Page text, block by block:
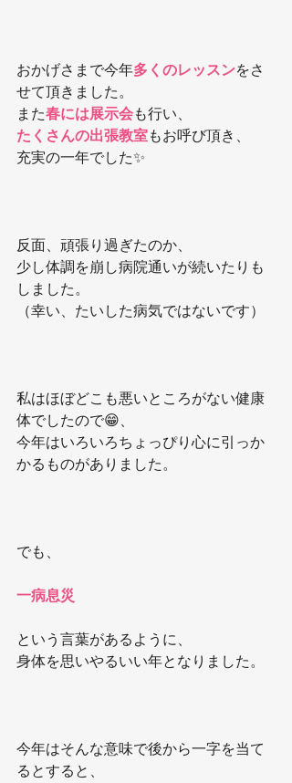
おかげさまで今年多くのレッスンをさ
せて頂きました。
また春には展示会も行い、
たくさんの出張教室もお呼び頂き、
充実の一年でした✨
反面、頑張り過ぎたのか、
少し体調を崩し病院通いが続いたりも
しました。
（幸い、たいした病気ではないです）
私はほぼどこも悪いところがない健康
体でしたので😁、
今年はいろいろちょっぴり心に引っか
かるものがありました。
でも、
一病息災
という言葉があるように、
身体を思いやるいい年となりました。
今年はそんな意味で後から一字を当て
るとすると、